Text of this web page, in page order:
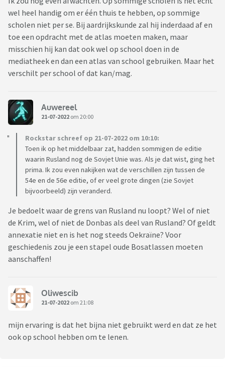
wel heel handig om er één thuis te hebben, op sommige
scholen niet per se. Bij aardrijkskunde zal hij inderdaad af en
toe een opdracht met de atlas moeten maken, maar
misschien hij kan dat ook wel op school doen in de
mediatheek en dan een atlas van school gebruiken. Maar het
verschilt per school of dat kan/mag.
Auwereel
21-07-2022 om 20:00
Rockstar schreef op 21-07-2022 om 10:10:
Toen ik op het middelbaar zat, hadden sommigen de editie
waarin Rusland nog de Sovjet Unie was. Als je dat wist, ging het
prima. Ik zou even nakijken wat de verschillen zijn tussen de
54e en de 56e editie, of er veel grote dingen (zie Sovjet
bijvoorbeeld) zijn veranderd.
Je bedoelt waar de grens van Rusland nu loopt? Wel of niet
de Krim, wel of niet de Donbas als deel van Rusland? Of geldt
annexatie niet en is het nog steeds Oekraïne? Voor
geschiedenis zou je een stapel oude Bosatlassen moeten
aanschaffen!
Oliwescib
21-07-2022 om 21:08
mijn ervaring is dat het bijna niet gebruikt werd en dat ze het
ook op school hebben om te lenen.